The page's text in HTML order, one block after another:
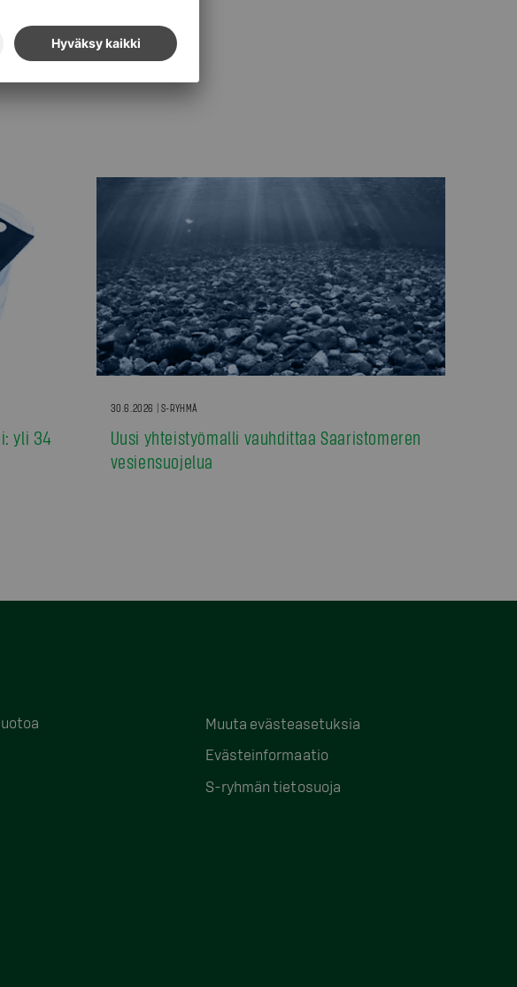
yli 34
30.6.2026 | S-RYHMÄ
Uusi yhteistyömalli vauhdittaa Saaristomeren
vesiensuojelua
Muuta evästeasetuksia
Evästeinformaatio
S-ryhmän tietosuoja